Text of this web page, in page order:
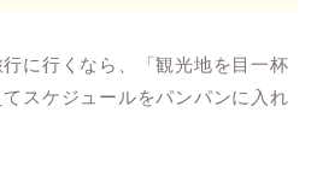
に行くなら、「観光地を目一杯
スケジュールをパンパンに入れ